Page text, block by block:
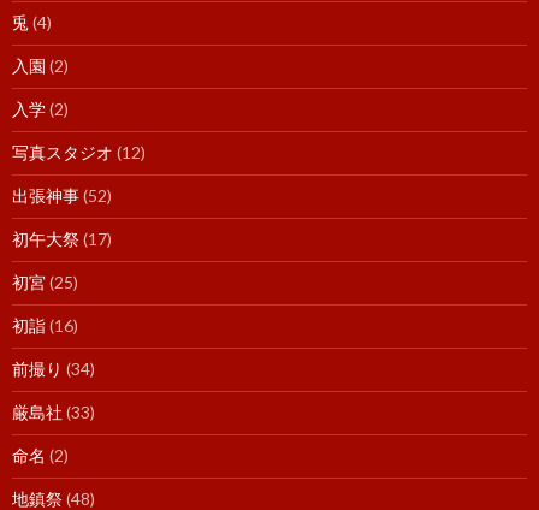
兎 (4)
入園 (2)
入学(2)
写真スタジオ (12)
出張神事(52)
初午大祭(17)
初宮(25)
初詣(16)
前撮り (34)
厳島社 (33)
命名 (2)
地鎮祭(48)